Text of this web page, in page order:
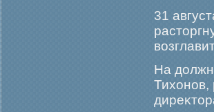
31
На
Тихонов,